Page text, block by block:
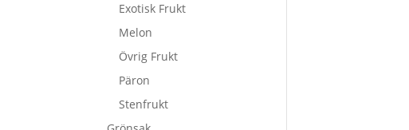
Exotisk Frukt
Melon
Övrig Frukt
Päron
Stenfrukt